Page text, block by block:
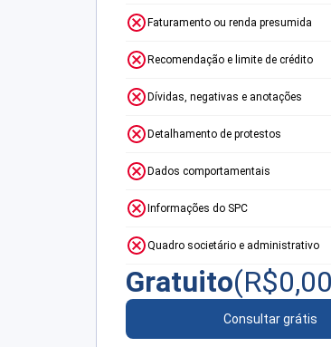
Faturamento ou renda presumida
Recomendação e limite de crédito
Dívidas, negativas e anotações
Detalhamento de protestos
Dados comportamentais
Informações do SPC
Quadro societário e administrativo
Gratuito(R$0,00
Consultar grátis